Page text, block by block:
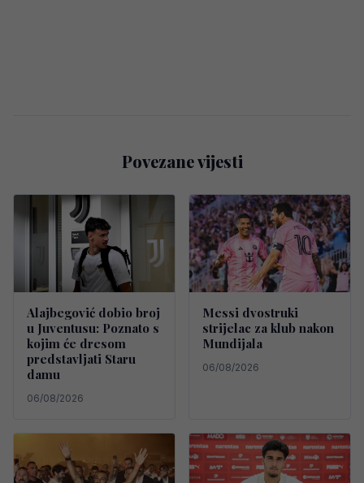
Povezane vijesti
Alajbegović dobio broj
u Juventusu: Poznato s
kojim će dresom
predstavljati Staru
damu
06/08/2026
Messi dvostruki
strijelac za klub nakon
Mundijala
06/08/2026